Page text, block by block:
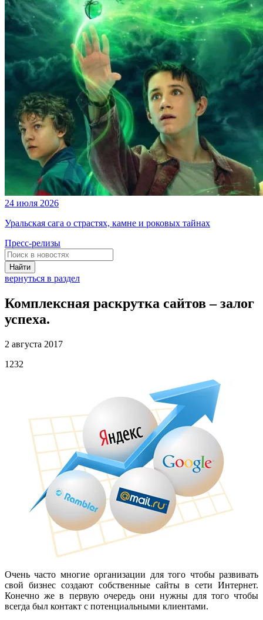
24 июля 2026
Уральская сага о страстях, камне и роковых тайнах
Пресс-релизы
Найти
вернуться в раздел
Комплексная раскрутка сайтов – залог
успеха.
2 августа 2017
1232
Очень часто многие организации для того чтобы развивать
свой бизнес создают собственные сайты в сети Интернет.
Конечно же в первую очередь они нужны для того чтобы
всегда был контакт с потенциальными клиентами.